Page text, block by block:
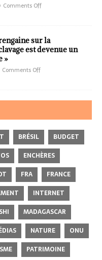
Comments Off
sur la
est devenue un
»
Comments Off
BRÉSIL
BUDGET
ENCHÈRES
FRA
FRANCE
INTERNET
MADAGASCAR
NATURE
ONU
PATRIMOINE